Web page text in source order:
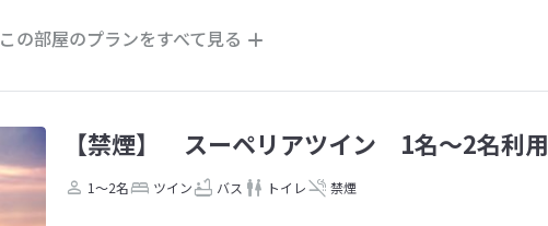
この部屋のプランをすべて見る
【禁煙】 スーペリアツイン 1名〜2名利用
1～2名 ツイン バス トイレ 禁煙